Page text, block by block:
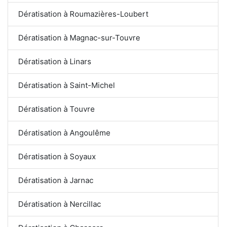
Dératisation à Roumazières-Loubert
Dératisation à Magnac-sur-Touvre
Dératisation à Linars
Dératisation à Saint-Michel
Dératisation à Touvre
Dératisation à Angoulême
Dératisation à Soyaux
Dératisation à Jarnac
Dératisation à Nercillac